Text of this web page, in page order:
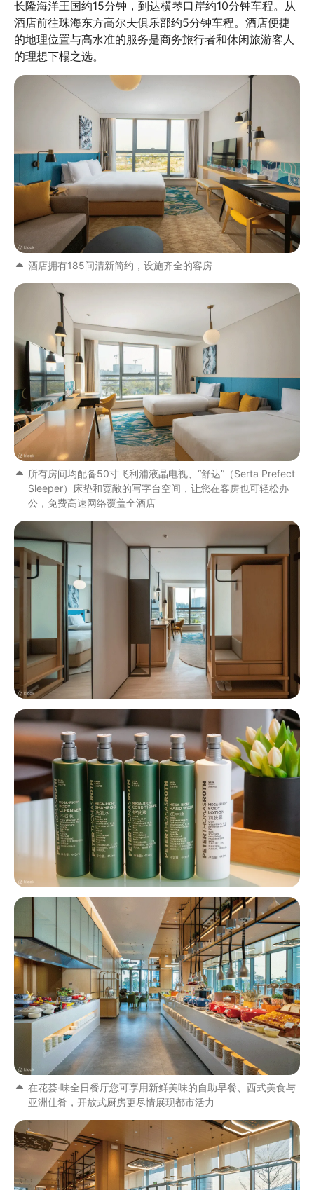
长隆海洋王国约15分钟，到达横琴口岸约10分钟车程。从
酒店前往珠海东方高尔夫俱乐部约5分钟车程。酒店便捷
的地理位置与高水准的服务是商务旅行者和休闲旅游客人
的理想下榻之选。
酒店拥有185间清新简约，设施齐全的客房
所有房间均配备50寸飞利浦液晶电视、“舒达”（Serta Prefect
Sleeper）床垫和宽敞的写字台空间，让您在客房也可轻松办
公，免费高速网络覆盖全酒店
在花荟·味全日餐厅您可享用新鲜美味的自助早餐、西式美食与
亚洲佳肴，开放式厨房更尽情展现都市活力